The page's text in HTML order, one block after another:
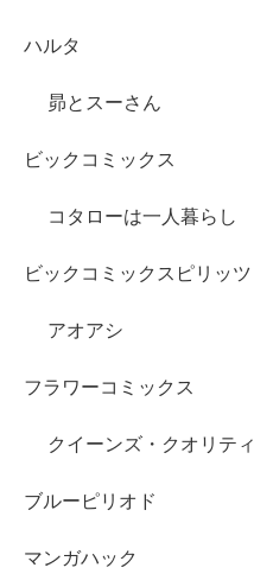
ハルタ
昴とスーさん
ビックコミックス
コタローは一人暮らし
ビックコミックスピリッツ
アオアシ
フラワーコミックス
クイーンズ・クオリティ
ブルーピリオド
マンガハック